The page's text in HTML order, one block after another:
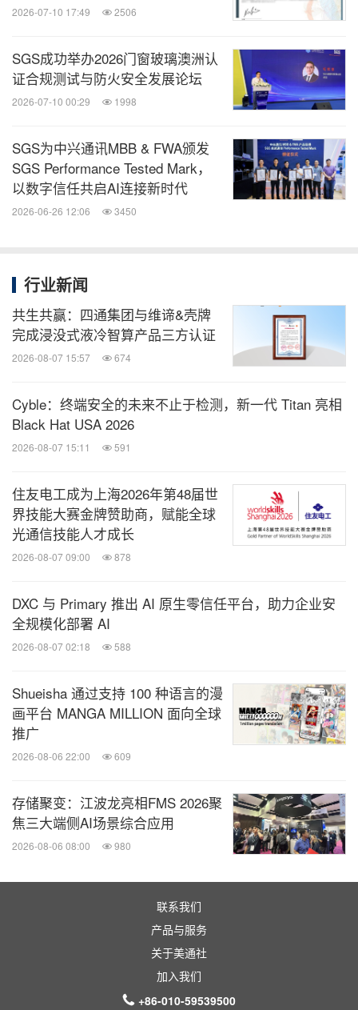
分享到：
2026-07-10 17:49 2506
SGS成功举办2026门窗玻璃澳洲认
证合规测试与防火安全发展论坛
2026-07-10 00:29 1998
SGS为中兴通讯MBB & FWA颁发
SGS Performance Tested Mark，
以数字信任共启AI连接新时代
2026-06-26 12:06 3450
行业新闻
共生共赢：四通集团与维谛&壳牌
完成浸没式液冷智算产品三方认证
2026-08-07 15:57 674
Cyble：终端安全的未来不止于检测，新一代 Titan 亮相
Black Hat USA 2026
2026-08-07 15:11 591
住友电工成为上海2026年第48届世
界技能大赛金牌赞助商，赋能全球
光通信技能人才成长
2026-08-07 09:00 878
DXC 与 Primary 推出 AI 原生零信任平台，助力企业安
全规模化部署 AI
2026-08-07 02:18 588
Shueisha 通过支持 100 种语言的漫
画平台 MANGA MILLION 面向全球
推广
2026-08-06 22:00 609
存储聚变：江波龙亮相FMS 2026聚
焦三大端侧AI场景综合应用
2026-08-06 08:00 980
联系我们
产品与服务
关于美通社
加入我们
+86-010-59539500